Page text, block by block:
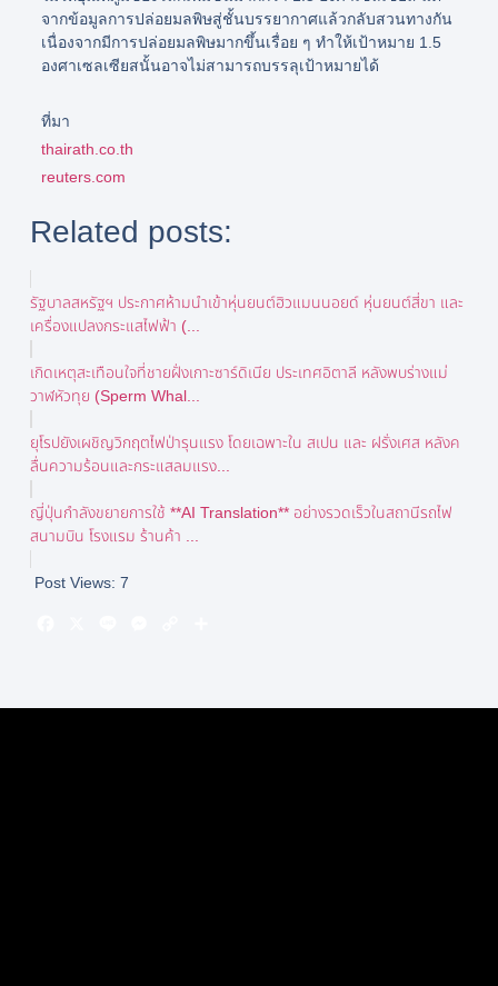
จากข้อมูลการปล่อยมลพิษสู่ชั้นบรรยากาศแล้วกลับสวนทางกัน
เนื่องจากมีการปล่อยมลพิษมากขึ้นเรื่อย ๆ ทำให้เป้าหมาย 1.5
องศาเซลเซียสนั้นอาจไม่สามารถบรรลุเป้าหมายได้
ที่มา
thairath.co.th
reuters.com
Related posts:
รัฐบาลสหรัฐฯ ประกาศห้ามนำเข้าหุ่นยนต์ฮิวแมนนอยด์ หุ่นยนต์สี่ขา และ
เครื่องแปลงกระแสไฟฟ้า (...
เกิดเหตุสะเทือนใจที่ชายฝั่งเกาะซาร์ดิเนีย ประเทศอิตาลี หลังพบร่างแม่
วาฬหัวทุย (Sperm Whal...
ยุโรปยังเผชิญวิกฤตไฟป่ารุนแรง โดยเฉพาะใน สเปน และ ฝรั่งเศส หลังค
ลื่นความร้อนและกระแสลมแรง...
ญี่ปุ่นกำลังขยายการใช้ **AI Translation** อย่างรวดเร็วในสถานีรถไฟ
สนามบิน โรงแรม ร้านค้า ...
Post Views: 7